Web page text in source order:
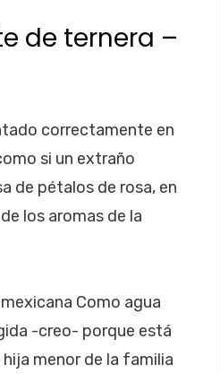
de ternera –
correctamente en
si un extraño
de pétalos de rosa, en
los aromas de la
Como agua
-creo- porque está
menor de la familia